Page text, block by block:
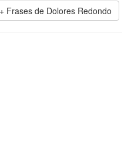
Frases de Dolores Redondo